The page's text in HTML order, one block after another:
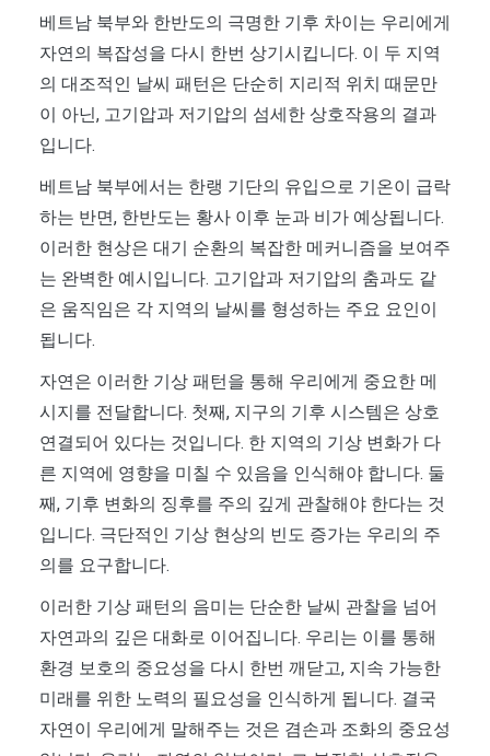
베트남 북부와 한반도의 극명한 기후 차이는 우리에게
자연의 복잡성을 다시 한번 상기시킵니다. 이 두 지역
의 대조적인 날씨 패턴은 단순히 지리적 위치 때문만
이 아닌, 고기압과 저기압의 섬세한 상호작용의 결과
입니다.
베트남 북부에서는 한랭 기단의 유입으로 기온이 급락
하는 반면, 한반도는 황사 이후 눈과 비가 예상됩니다.
이러한 현상은 대기 순환의 복잡한 메커니즘을 보여주
는 완벽한 예시입니다. 고기압과 저기압의 춤과도 같
은 움직임은 각 지역의 날씨를 형성하는 주요 요인이
됩니다.
자연은 이러한 기상 패턴을 통해 우리에게 중요한 메
시지를 전달합니다. 첫째, 지구의 기후 시스템은 상호
연결되어 있다는 것입니다. 한 지역의 기상 변화가 다
른 지역에 영향을 미칠 수 있음을 인식해야 합니다. 둘
째, 기후 변화의 징후를 주의 깊게 관찰해야 한다는 것
입니다. 극단적인 기상 현상의 빈도 증가는 우리의 주
의를 요구합니다.
이러한 기상 패턴의 음미는 단순한 날씨 관찰을 넘어
자연과의 깊은 대화로 이어집니다. 우리는 이를 통해
환경 보호의 중요성을 다시 한번 깨닫고, 지속 가능한
미래를 위한 노력의 필요성을 인식하게 됩니다. 결국
자연이 우리에게 말해주는 것은 겸손과 조화의 중요성